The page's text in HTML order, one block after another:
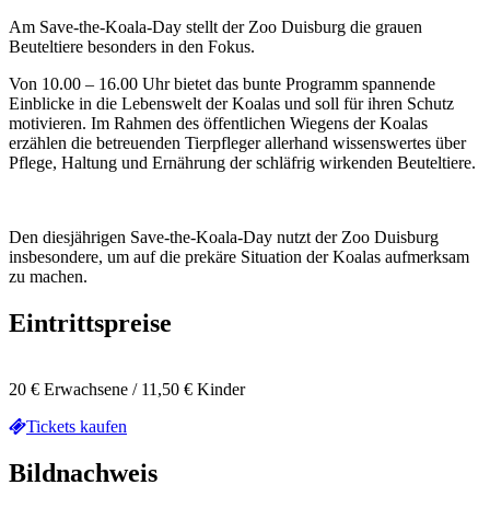
Am Save-the-Koala-Day stellt der Zoo Duisburg die grauen
Beuteltiere besonders in den Fokus.
Von 10.00 – 16.00 Uhr bietet das bunte Programm spannende
Einblicke in die Lebenswelt der Koalas und soll für ihren Schutz
motivieren. Im Rahmen des öffentlichen Wiegens der Koalas
erzählen die betreuenden Tierpfleger allerhand wissenswertes über
Pflege, Haltung und Ernährung der schläfrig wirkenden Beuteltiere.
Den diesjährigen Save-the-Koala-Day nutzt der Zoo Duisburg
insbesondere, um auf die prekäre Situation der Koalas aufmerksam
zu machen.
Eintrittspreise
20 € Erwachsene / 11,50 € Kinder
Tickets kaufen
Bildnachweis